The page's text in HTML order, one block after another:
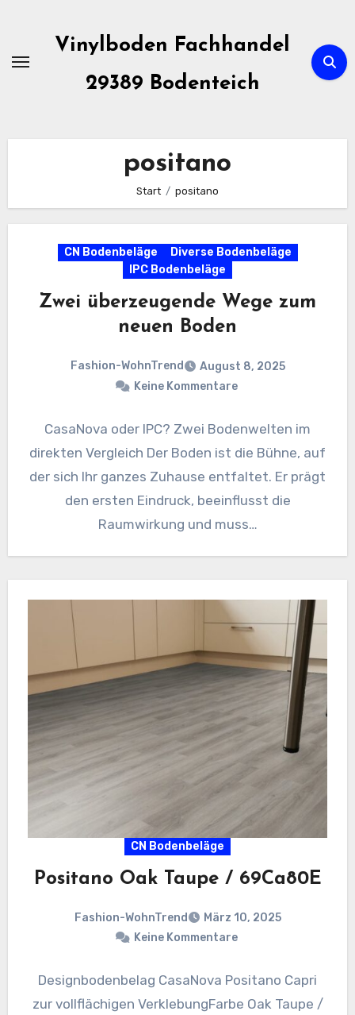
springen
Vinylboden Fachhandel
29389 Bodenteich
positano
Start positano
CN Bodenbeläge
Diverse Bodenbeläge
IPC Bodenbeläge
Zwei überzeugende Wege zum
neuen Boden
Fashion-WohnTrend
August 8, 2025
Keine Kommentare
CasaNova oder IPC? Zwei Bodenwelten im
direkten Vergleich Der Boden ist die Bühne, auf
der sich Ihr ganzes Zuhause entfaltet. Er prägt
den ersten Eindruck, beeinflusst die
Raumwirkung und muss…
CN Bodenbeläge
Positano Oak Taupe / 69Ca80E
Fashion-WohnTrend
März 10, 2025
Keine Kommentare
Designbodenbelag CasaNova Positano Capri
zur vollflächigen VerklebungFarbe Oak Taupe /